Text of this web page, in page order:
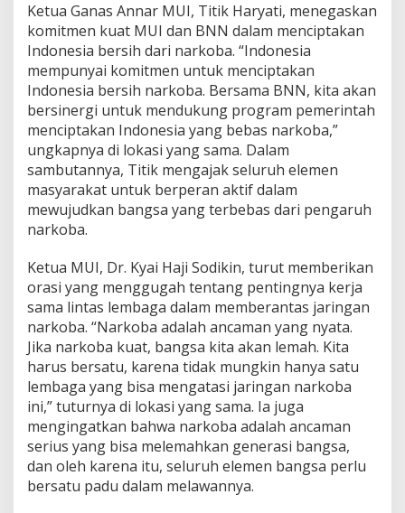
Ketua Ganas Annar MUI, Titik Haryati, menegaskan
komitmen kuat MUI dan BNN dalam menciptakan
Indonesia bersih dari narkoba. “Indonesia
mempunyai komitmen untuk menciptakan
Indonesia bersih narkoba. Bersama BNN, kita akan
bersinergi untuk mendukung program pemerintah
menciptakan Indonesia yang bebas narkoba,”
ungkapnya di lokasi yang sama. Dalam
sambutannya, Titik mengajak seluruh elemen
masyarakat untuk berperan aktif dalam
mewujudkan bangsa yang terbebas dari pengaruh
narkoba.
Ketua MUI, Dr. Kyai Haji Sodikin, turut memberikan
orasi yang menggugah tentang pentingnya kerja
sama lintas lembaga dalam memberantas jaringan
narkoba. “Narkoba adalah ancaman yang nyata.
Jika narkoba kuat, bangsa kita akan lemah. Kita
harus bersatu, karena tidak mungkin hanya satu
lembaga yang bisa mengatasi jaringan narkoba
ini,” tuturnya di lokasi yang sama. Ia juga
mengingatkan bahwa narkoba adalah ancaman
serius yang bisa melemahkan generasi bangsa,
dan oleh karena itu, seluruh elemen bangsa perlu
bersatu padu dalam melawannya.